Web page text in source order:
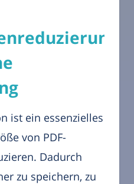
ist ein essenzielles
von PDF-
Dadurch
zu speichern, zu